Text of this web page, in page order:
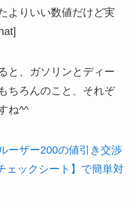
よりいい数値だけど実
と、ガソリンとディー
ちろんのこと、それぞ
ね^^
ーザー200の値引き交渉
ェックシート】で簡単対